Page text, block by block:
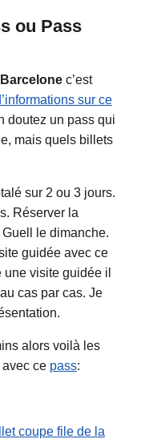
ou Pass
c’est
sur ce
doutez un pass qui
mais quels billets
sur 2 ou 3 jours.
Réserver la
le dimanche.
guidée avec ce
visite guidée il
cas par cas. Je
alors voilà les
ce pass:
coupe file de la